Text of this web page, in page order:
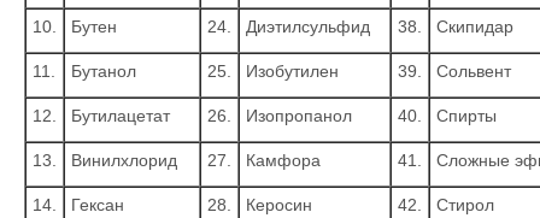
10. Бутен 24. Диэтилсульфид 38. Скипидар
11. Бутанол 25. Изобутилен 39. Сольвент
12. Бутилацетат 26. Изопропанол 40. Спирты
13. Винилхлорид 27. Камфора 41. Сложные
14. Гексан 28. Керосин 42.
Стирол